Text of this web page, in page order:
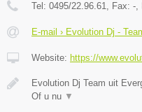
Tel: 0495/22.96.61, Fax: -,
E-mail › Evolution Dj -
Website: https://
Evolution Dj Team uit
Of u nu ▼